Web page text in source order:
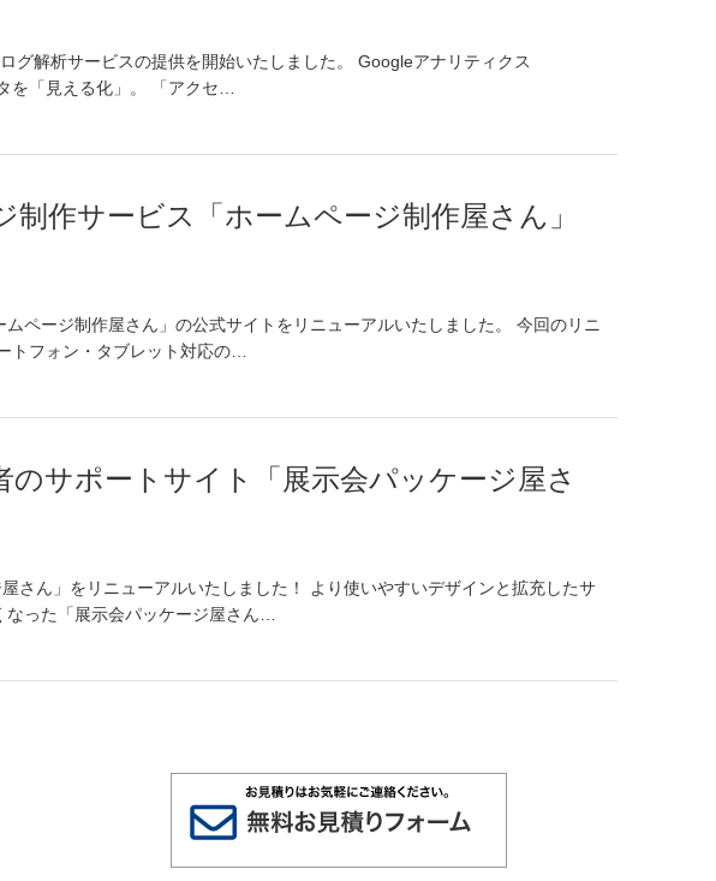
グ解析サービスの提供を開始いたしました。 Googleアナリティクス
を「見える化」。 「アクセ…
制作サービス「ホームページ制作屋さん」
ページ制作屋さん」の公式サイトをリニューアルいたしました。 今回のリニ
トフォン・タブレット対応の…
のサポートサイト「展示会パッケージ屋さ
さん」をリニューアルいたしました！ より使いやすいデザインと拡充したサ
った「展示会パッケージ屋さん…